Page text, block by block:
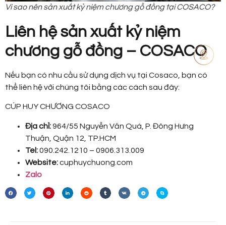
Vì sao nên sản xuất kỷ niệm chương gỗ đồng tại COSACO?
Liên hệ sản xuất kỷ niệm
chương gỗ đồng – COSACO
Nếu bạn có nhu cầu sử dụng dịch vụ tại Cosaco, bạn có
thể liên hệ với chúng tôi bằng các cách sau đây:
CÚP HUY CHƯƠNG COSACO
Địa chỉ:964/55 Nguyễn Văn Quá, P. Đông Hưng
Thuận, Quận 12, TP.HCM
Tel:090.242.1210 – 0906.313.009
Website:cuphuychuong.com
Zalo